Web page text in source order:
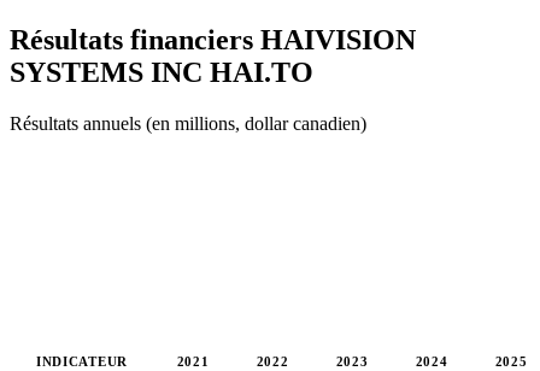
Résultats financiers HAIVISION
SYSTEMS INC HAI.TO
Résultats annuels (en millions, dollar canadien)
INDICATEUR 2021 2022 2023 2024 2025